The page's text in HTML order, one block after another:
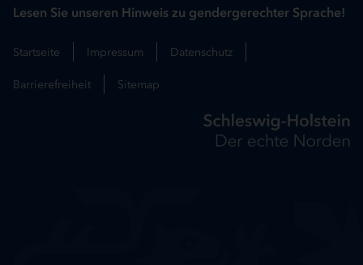
Lesen Sie unseren Hinweis zu gendergerechter Sprache!
Startseite Impressum Datenschutz
Barrierefreiheit Sitemap